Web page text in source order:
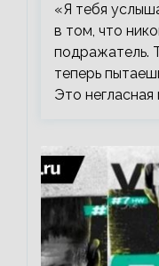
«Я тебя
в том, что
подражатель.
теперь
Это